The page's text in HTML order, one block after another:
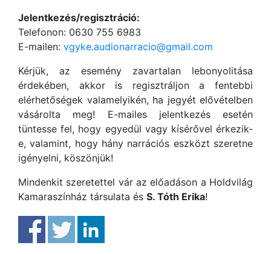
Jelentkezés/regisztráció:
Telefonon: 0630 755 6983
E-mailen: vgyke.audionarracio@gmail.com
Kérjük, az esemény zavartalan lebonyolitása
érdekében, akkor is regisztráljon a fentebbi
elérhetőségek valamelyikén, ha jegyét elővételben
vásárolta meg! E-mailes jelentkezés esetén
tüntesse fel, hogy egyedül vagy kísérővel érkezik-
e, valamint, hogy hány narrációs eszközt szeretne
igényelni, köszönjük!
Mindenkit szeretettel vár az előadáson a Holdvilág
Kamaraszínház társulata és S. Tóth Erika!